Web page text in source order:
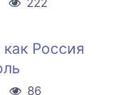
222
Россия
86